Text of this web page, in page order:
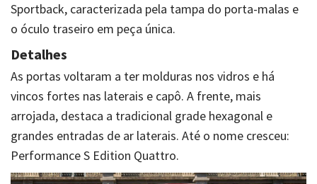
Sportback, caracterizada pela tampa do porta-malas e
o óculo traseiro em peça única.
Detalhes
As portas voltaram a ter molduras nos vidros e há
vincos fortes nas laterais e capô. A frente, mais
arrojada, destaca a tradicional grade hexagonal e
grandes entradas de ar laterais. Até o nome cresceu:
Performance S Edition Quattro.